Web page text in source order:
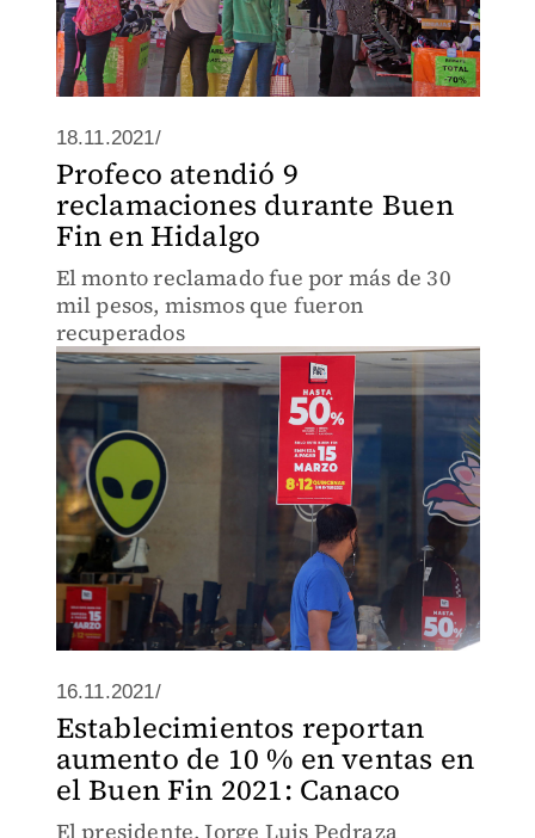
18.11.2021/
Profeco atendió 9
reclamaciones durante Buen
Fin en Hidalgo
El monto reclamado fue por más de 30
mil pesos, mismos que fueron
recuperados
16.11.2021/
Establecimientos reportan
aumento de 10 % en ventas en
el Buen Fin 2021: Canaco
El presidente, Jorge Luis Pedraza